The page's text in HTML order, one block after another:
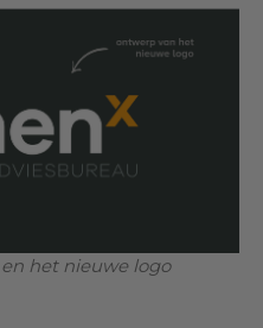
het nieuwe logo